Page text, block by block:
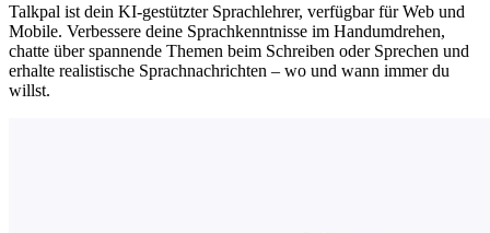
Talkpal ist dein KI-gestützter Sprachlehrer, verfügbar für Web und
Mobile. Verbessere deine Sprachkenntnisse im Handumdrehen,
chatte über spannende Themen beim Schreiben oder Sprechen und
erhalte realistische Sprachnachrichten – wo und wann immer du
willst.